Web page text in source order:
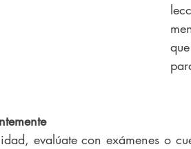
evalúate con exámenes o